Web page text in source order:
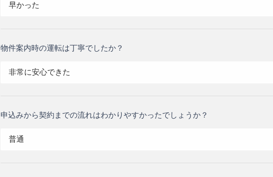
早かった
物件案内時の運転は丁寧でしたか？
非常に安心できた
申込みから契約までの流れはわかりやすかったでしょうか？
普通